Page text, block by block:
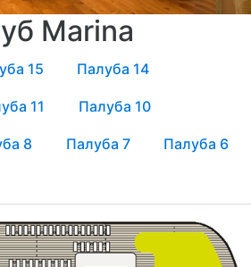
Marina
15 Палуба 14
11 Палуба 10
8 Палуба 7 Палуба 6